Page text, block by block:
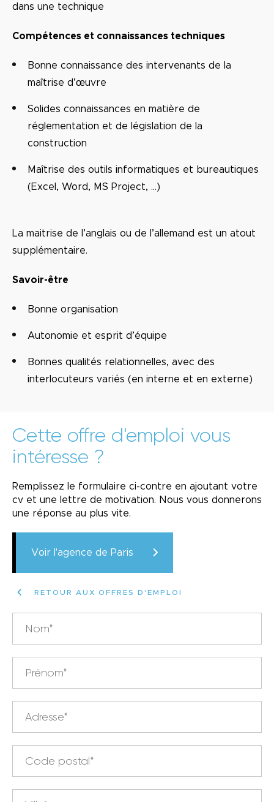
dans une technique
Compétences et connaissances techniques
Bonne connaissance des intervenants de la
maîtrise d’œuvre
Solides connaissances en matière de
réglementation et de législation de la
construction
Maîtrise des outils informatiques et bureautiques
(Excel, Word, MS Project, …)
La maitrise de l’anglais ou de l’allemand est un atout
supplémentaire.
Savoir-être
Bonne organisation
Autonomie et esprit d’équipe
Bonnes qualités relationnelles, avec des
interlocuteurs variés (en interne et en externe)
Cette offre d'emploi vous
intéresse ?
Remplissez le formulaire ci-contre en ajoutant votre
cv et une lettre de motivation. Nous vous donnerons
une réponse au plus vite.
Voir l'agence de Paris
RETOUR AUX OFFRES D'EMPLOI